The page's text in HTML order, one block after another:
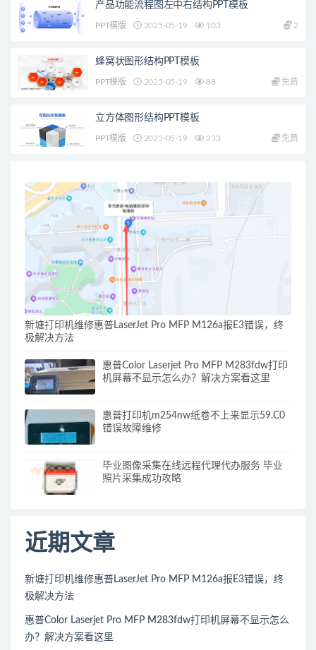
产品功能流程图左中右结构PPT模板
PPT模版 2025-05-19 103 2
蜂窝状图形结构PPT模板
PPT模版 2025-05-19 88 免费
立方体图形结构PPT模板
PPT模版 2025-05-19 233 免费
新塘打印机维修惠普LaserJet Pro MFP M126a报E3错误，终
极解决方法
惠普Color Laserjet Pro MFP M283fdw打印
机屏幕不显示怎么办？解决方案看这里
惠普打印机m254nw纸卷不上来显示59.C0
错误故障维修
毕业图像采集在线远程代理代办服务 毕业
照片采集成功攻略
近期文章
新塘打印机维修惠普LaserJet Pro MFP M126a报E3错误，终
极解决方法
惠普Color Laserjet Pro MFP M283fdw打印机屏幕不显示怎么
办？解决方案看这里